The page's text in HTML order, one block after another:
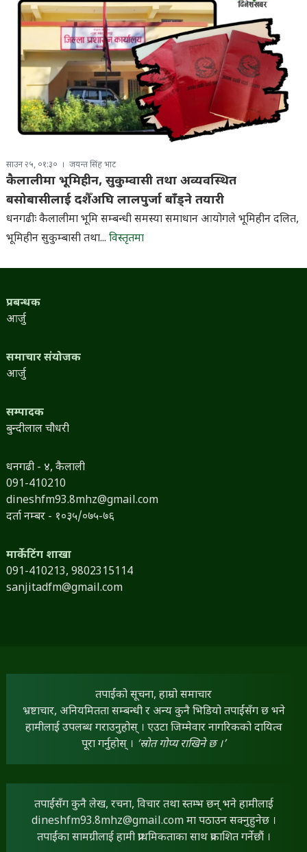
साउन २५, ०१:३० जयन्त सिंह भाट
कैलालीमा भूमिहीन, सुकुम्वासी तथा अव्यवस्थित
बसोबासीलाई दशैँअघि लालपुर्जा बाँड्ने तयारी
धनगढीः कैलालीमा भूमि सम्बन्धी समस्या समाधान आयोगले भूमिहीन दलित,
भूमिहीन सुकुम्बासी तथा... विस्तृतमा
प्रबन्धक
आर्जु
समाचार संयोजक
आर्जु
सम्पादक
बुन्दीलाल चौधरी
धनगढी - ४, कैलाली
091-410210
dineshfm93.8mhz@gmail.com
दर्ता नम्बर - १०३५/०७५-७६
मार्केटिंग शाखा
091-410213, 9802315114
sanjitadfm@gmail.com
तपाईंको सूचना, हाम्रो समाचार
भ्रष्टाचार, अनियमितता सम्बन्धी र अन्य कुनै भिडियो तपाईंसँग छ भने
हामीलाई उपलब्ध गराउनुहोस् । एउटा जिम्मेवार नागरिकको दायित्व
पूरा गर्नुहोस् । ‘स्रोत गोप्य राखिने छ ।’
तपाईंसँग कुनै लेख, रचना, विचार तथा स्तम्भ छन् भने हामीलाई
dineshfm93.8mhz@gmail.comमा पठाउन सक्नुहुनेछ ।
तपाईंका सामग्रीलाई हामी प्राथमिकताका साथ प्रकाशित गर्नेछौं ।